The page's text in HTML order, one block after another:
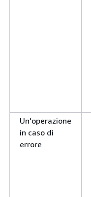
Un'operazione
in caso di
errore